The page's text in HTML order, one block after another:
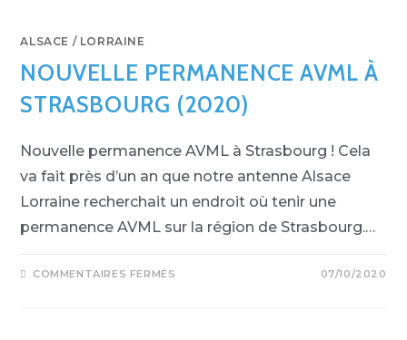
ALSACE / LORRAINE
NOUVELLE PERMANENCE AVML À
STRASBOURG (2020)
Nouvelle permanence AVML à Strasbourg ! Cela
va fait près d’un an que notre antenne Alsace
Lorraine recherchait un endroit où tenir une
permanence AVML sur la région de Strasbourg.…
COMMENTAIRES FERMÉS 07/10/2020